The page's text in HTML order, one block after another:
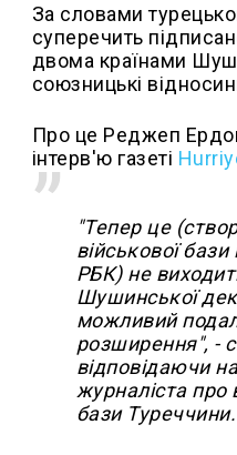
За словами
суперечить
двома країнами
союзницькі
Про це Реджеп
інтерв'ю газеті
"Тепер це
військової
РБК) не
Шушинської
можливий
розширення", -
відповідаючи
журналіста про
бази Туреччини.